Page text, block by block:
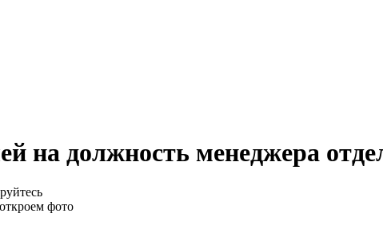
на должность менеджера
фото